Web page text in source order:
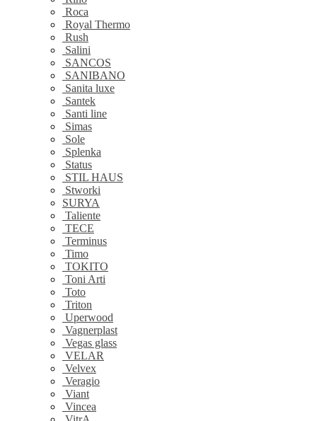
Roca
Royal Thermo
Rush
Salini
SANCOS
SANIBANO
Sanita luxe
Santek
Santi line
Simas
Sole
Splenka
Status
STIL HAUS
Stworki
SURYA
Taliente
TECE
Terminus
Timo
TOKITO
Toni Arti
Toto
Triton
Uperwood
Vagnerplast
Vegas glass
VELAR
Velvex
Veragio
Viant
Vincea